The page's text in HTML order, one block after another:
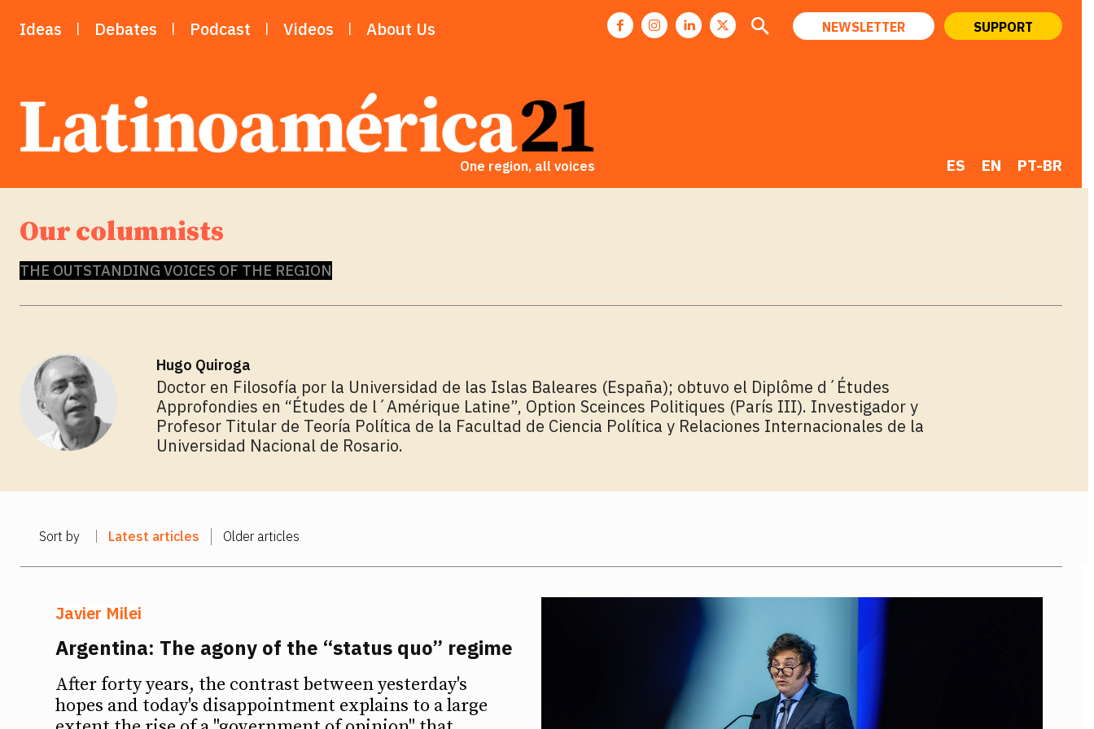
Ideas Debates Podcast Videos About Us NEWSLETTER SUPPORT
One region, all voices ES EN PT-BR
Our columnists
THE OUTSTANDING VOICES OF THE REGION
Hugo Quiroga
Doctor en Filosofía por la Universidad de las Islas Baleares (España); obtuvo el Diplôme d´Études
Approfondies en “Études de l´Amérique Latine”, Option Sceinces Politiques (París III). Investigador y
Profesor Titular de Teoría Política de la Facultad de Ciencia Política y Relaciones Internacionales de la
Universidad Nacional de Rosario.
Sort by Latest articles Older articles
Javier Milei
Argentina: The agony of the “status quo” regime
After forty years, the contrast between yesterday's
hopes and today's disappointment explains to a large